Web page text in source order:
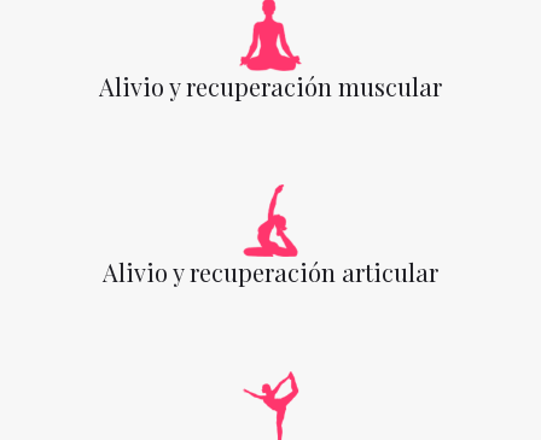
Alivio y recuperación muscular
Alivio y recuperación articular